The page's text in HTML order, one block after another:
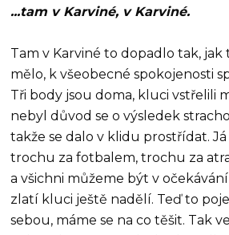
...tam v Karviné, v Karviné.
Tam v Karviné to dopadlo tak,
mělo, k všeobecné spokojenosti
Tři body jsou doma, kluci vstřelili
nebyl důvod se o výsledek
takže se dalo v klidu prostřídat.
trochu za fotbalem, trochu za
a všichni můžeme být v
zlatí kluci ještě nadělí. Teď to
sebou, máme se na co těšit. Tak